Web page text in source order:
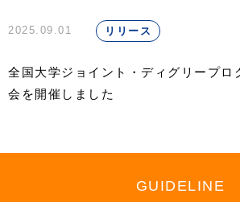
2025.09.01 リリース
全国大学ジョイント・ディグリープロ
会を開催しました
GUIDELINE